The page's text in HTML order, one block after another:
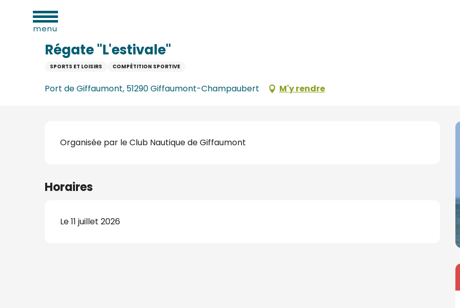
contenumenu
Accueil
Régate "L'estivale"
SPORTS ET LOISIRS COMPÉTITION SPORTIVE
Port de Giffaumont, 51290 Giffaumont-Champaubert M'y rendre
Description
Organisée par le Club Nautique de Giffaumont
Horaires
Le 11 juillet 2026